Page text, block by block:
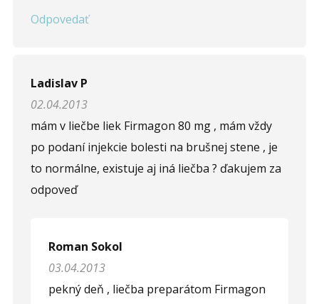
Odpovedať
Ladislav P
02.04.2013
mám v liečbe liek Firmagon 80 mg , mám vždy
po podaní injekcie bolesti na brušnej stene , je
to normálne, existuje aj iná liečba ? ďakujem za
odpoveď
Roman Sokol
03.04.2013
pekný deň , liečba preparátom Firmagon